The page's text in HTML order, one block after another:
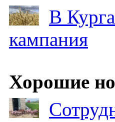
В
кампания
Хорошие